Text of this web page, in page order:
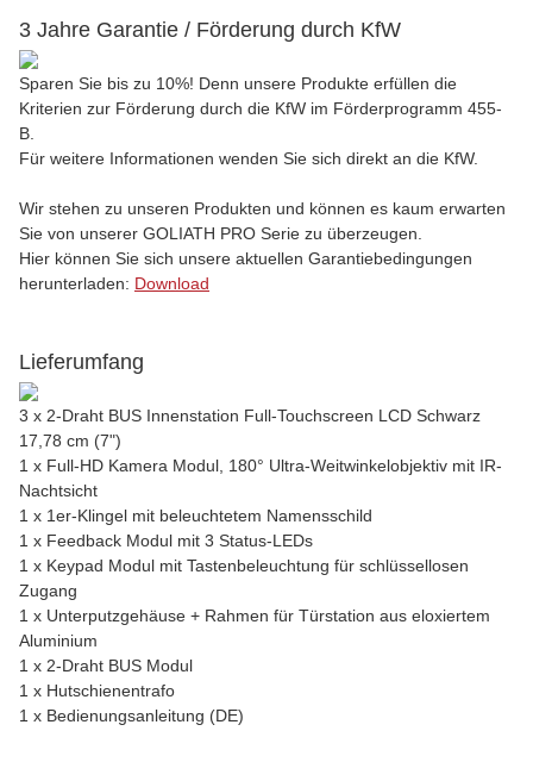
3 Jahre Garantie / Förderung durch KfW
Sparen Sie bis zu 10%! Denn unsere Produkte erfüllen die
Kriterien zur Förderung durch die KfW im Förderprogramm 455-
B.
Für weitere Informationen wenden Sie sich direkt an die KfW.
Wir stehen zu unseren Produkten und können es kaum erwarten
Sie von unserer GOLIATH PRO Serie zu überzeugen.
Hier können Sie sich unsere aktuellen Garantiebedingungen
herunterladen: Download
Lieferumfang
3 x 2-Draht BUS Innenstation Full-Touchscreen LCD Schwarz
17,78 cm (7")
1 x Full-HD Kamera Modul, 180° Ultra-Weitwinkelobjektiv mit IR-
Nachtsicht
1 x 1er-Klingel mit beleuchtetem Namensschild
1 x Feedback Modul mit 3 Status-LEDs
1 x Keypad Modul mit Tastenbeleuchtung für schlüssellosen
Zugang
1 x Unterputzgehäuse + Rahmen für Türstation aus eloxiertem
Aluminium
1 x 2-Draht BUS Modul
1 x Hutschienentrafo
1 x Bedienungsanleitung (DE)